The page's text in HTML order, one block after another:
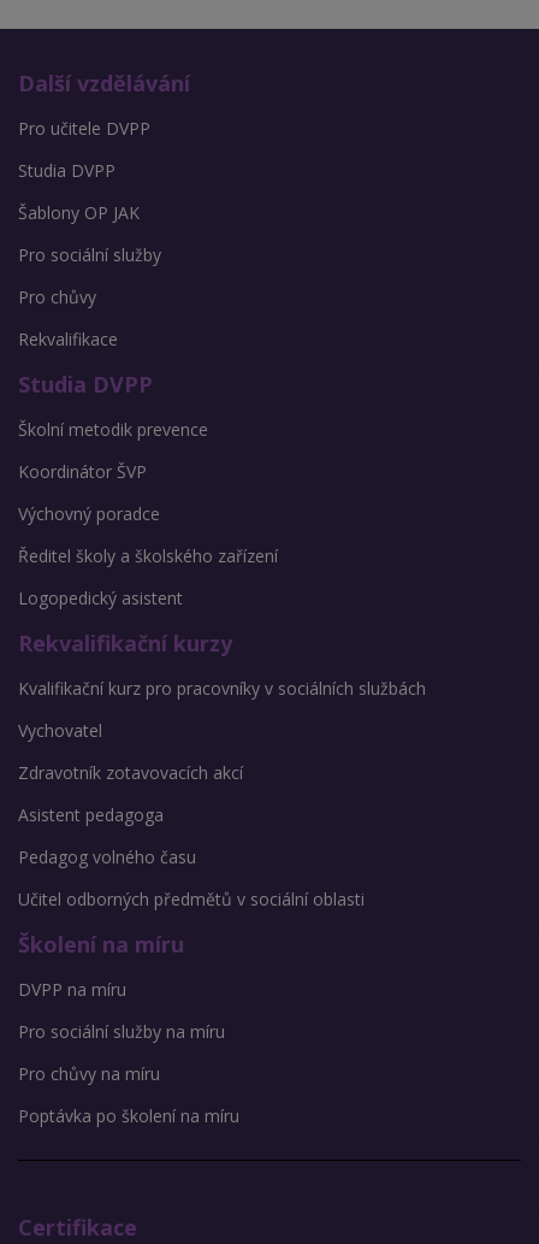
Další vzdělávání
Pro učitele DVPP
Studia DVPP
Šablony OP JAK
Pro sociální služby
Pro chůvy
Rekvalifikace
Studia DVPP
Školní metodik prevence
Koordinátor ŠVP
Výchovný poradce
Ředitel školy a školského zařízení
Logopedický asistent
Rekvalifikační kurzy
Kvalifikační kurz pro pracovníky v sociálních službách
Vychovatel
Zdravotník zotavovacích akcí
Asistent pedagoga
Pedagog volného času
Učitel odborných předmětů v sociální oblasti
Školení na míru
DVPP na míru
Pro sociální služby na míru
Pro chůvy na míru
Poptávka po školení na míru
Certifikace